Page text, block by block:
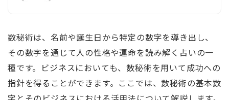
数秘術は、名前や誕生日から特定の数字を導き出し、
その数字を通じて人の性格や運命を読み解く占いの一
種です。ビジネスにおいても、数秘術を用いて成功への
指針を得ることができます。ここでは、数秘術の基本数